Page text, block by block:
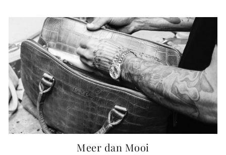
Meer dan Mooi